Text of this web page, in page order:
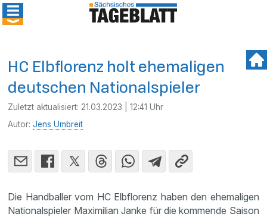
HC Elbflorenz holt ehemaligen
deutschen Nationalspieler
Zuletzt aktualisiert: 21.03.2023 | 12:41 Uhr
Autor:Jens Umbreit
Die Handballer vom HC Elbflorenz haben den ehemaligen
Nationalspieler Maximilian Janke für die kommende Saison